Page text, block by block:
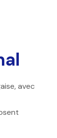
avec